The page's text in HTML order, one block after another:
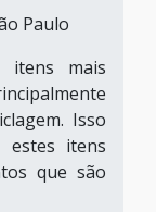
Paulo
itens mais
Isso
estes itens
que são